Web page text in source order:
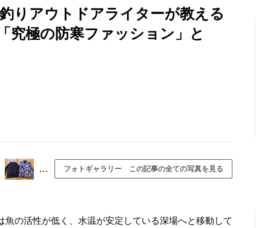
りアウトドアライターが教える
究極の防寒ファッション」と
… フォトギャラリー この記事の全ての写真を見る
の活性が低く、水温が安定している深場へと移動して